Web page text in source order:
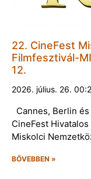
22. CineFest
Filmfesztivál-
12.
2026. július. 26.
Cannes, Berlin
CineFest
Miskolci
BŐVEBBEN »